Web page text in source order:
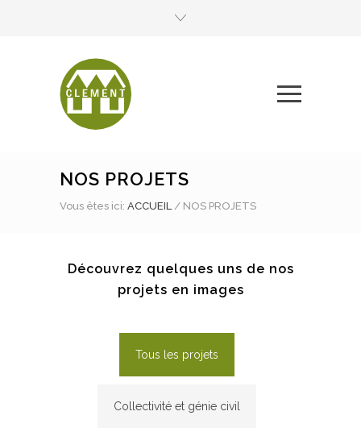
NOS PROJETS
Vous êtes ici: ACCUEIL / NOS PROJETS
Découvrez quelques uns de nos
projets en images
Tous les projets
Collectivité et génie civil